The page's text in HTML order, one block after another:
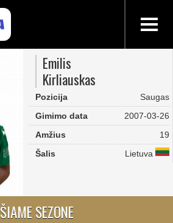
Emilis
Kirliauskas
Pozicija
Saugas
Gimimo data
2007-03-26
Amžius
19
Šalis
Lietuva
ŠIAME SEZONE